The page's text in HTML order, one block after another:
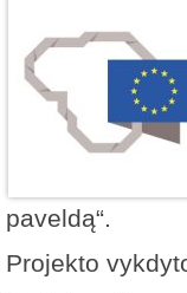
paveldą“.
Projekto